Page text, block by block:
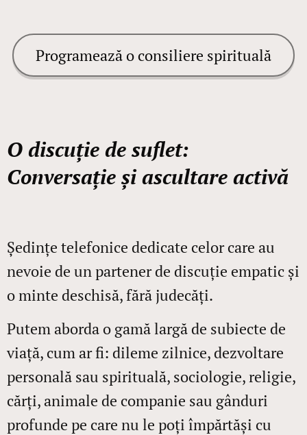
Programează o consiliere spirituală
O discuție de suflet:
Conversație și ascultare activă
Ședințe telefonice dedicate celor care au
nevoie de un partener de discuție empatic și
o minte deschisă, fără judecăți.
Putem aborda o gamă largă de subiecte de
viață, cum ar fi: dileme zilnice, dezvoltare
personală sau spirituală, sociologie, religie,
cărți, animale de companie sau gânduri
profunde pe care nu le poți împărtăși cu